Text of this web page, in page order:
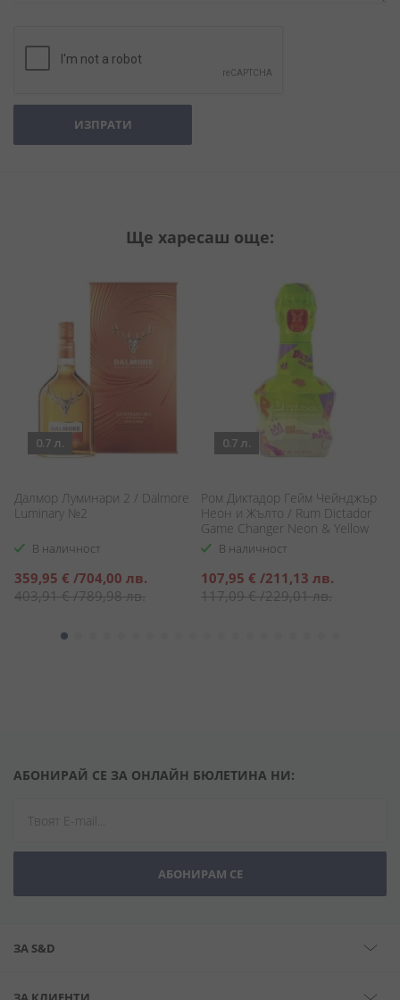
ИЗПРАТИ
Ще харесаш още:
0.7 л.
Далмор Луминари 2 / Dalmore
Luminary №2
В наличност
Специална
цена
359,95 € /704,00 лв.
403,91 €/789,98 лв.
0.7 л.
Ром Диктадор Гейм Чейнджър
Неон и Жълто / Rum Dictador
Game Changer Neon & Yellow
В наличност
Специална
цена
107,95 € /211,13 лв.
117,09 €/229,01 лв.
АБОНИРАЙ СЕ ЗА ОНЛАЙН БЮЛЕТИНА НИ:
АБОНИРАМ СЕ
ЗА S&D